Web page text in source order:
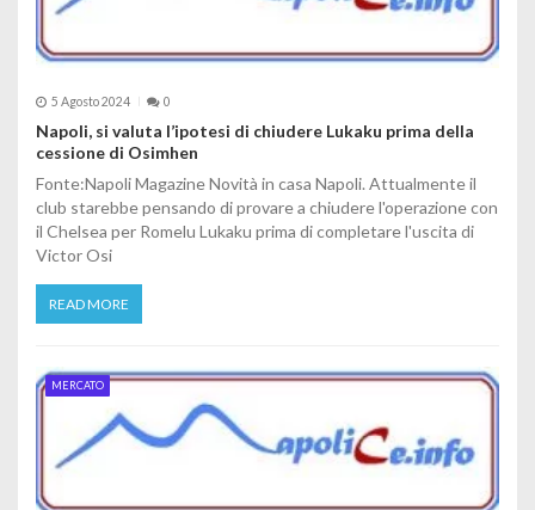
5 Agosto 2024 0
Napoli, si valuta l’ipotesi di chiudere Lukaku prima della
cessione di Osimhen
Fonte:Napoli Magazine Novità in casa Napoli. Attualmente il
club starebbe pensando di provare a chiudere l'operazione con
il Chelsea per Romelu Lukaku prima di completare l'uscita di
Victor Osi
READ MORE
MERCATO